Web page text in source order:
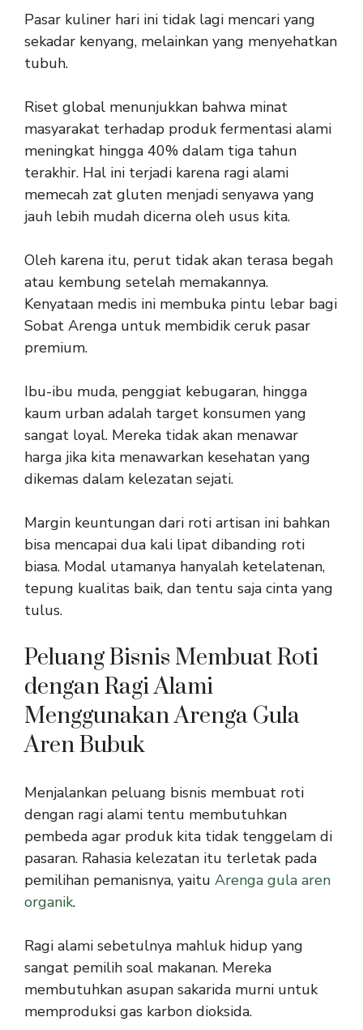
Pasar kuliner hari ini tidak lagi mencari yang
sekadar kenyang, melainkan yang menyehatkan
tubuh.
Riset global menunjukkan bahwa minat
masyarakat terhadap produk fermentasi alami
meningkat hingga 40% dalam tiga tahun
terakhir. Hal ini terjadi karena ragi alami
memecah zat gluten menjadi senyawa yang
jauh lebih mudah dicerna oleh usus kita.
Oleh karena itu, perut tidak akan terasa begah
atau kembung setelah memakannya.
Kenyataan medis ini membuka pintu lebar bagi
Sobat Arenga untuk membidik ceruk pasar
premium.
Ibu-ibu muda, penggiat kebugaran, hingga
kaum urban adalah target konsumen yang
sangat loyal. Mereka tidak akan menawar
harga jika kita menawarkan kesehatan yang
dikemas dalam kelezatan sejati.
Margin keuntungan dari roti artisan ini bahkan
bisa mencapai dua kali lipat dibanding roti
biasa. Modal utamanya hanyalah ketelatenan,
tepung kualitas baik, dan tentu saja cinta yang
tulus.
Peluang Bisnis Membuat Roti
dengan Ragi Alami
Menggunakan Arenga Gula
Aren Bubuk
Menjalankan peluang bisnis membuat roti
dengan ragi alami tentu membutuhkan
pembeda agar produk kita tidak tenggelam di
pasaran. Rahasia kelezatan itu terletak pada
pemilihan pemanisnya, yaitu Arenga gula aren
organik.
Ragi alami sebetulnya mahluk hidup yang
sangat pemilih soal makanan. Mereka
membutuhkan asupan sakarida murni untuk
memproduksi gas karbon dioksida.